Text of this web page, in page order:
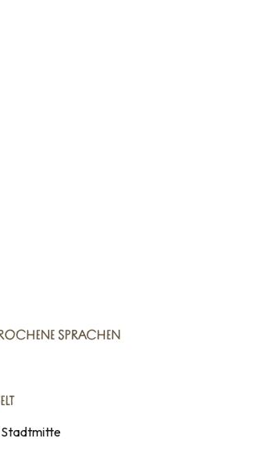
SPRACHEN
SPRACHEN
Stadtmitte